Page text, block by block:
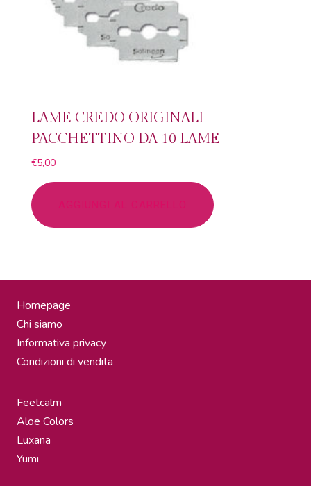
LAME CREDO ORIGINALI
PACCHETTINO DA 10 LAME
€5,00
Homepage
Chi siamo
Informativa privacy
Condizioni di vendita
Feetcalm
Aloe Colors
Luxana
Yumi